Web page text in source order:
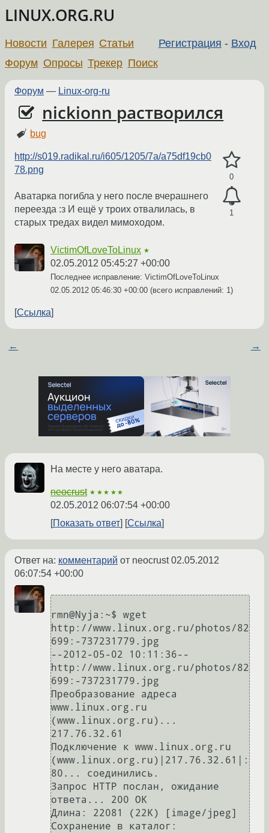
LINUX.ORG.RU
Регистрация - Вход
Новости Галерея Статьи
Форум Опросы Трекер Поиск
Форум — Linux-org-ru
nickionn растворился
bug
0
1
http://s019.radikal.ru/i605/1205/7a/a75df19cb0
78.png
Аватарка погибла у него после вчерашнего
переезда :з И ещё у троих отвалилась, в
старых тредах видел мимоходом.
VictimOfLoveToLinux ★
02.05.2012 05:45:27 +00:00
Последнее исправление: VictimOfLoveToLinux
02.05.2012 05:46:30 +00:00 (всего исправлений: 1)
Ссылка
← →
На месте у него аватара.
neocrust ★★★★★
02.05.2012 06:07:54 +00:00
Показать ответ
Ссылка
Ответ на: комментарий от neocrust02.05.2012
06:07:54 +00:00
rmn@Nyja:~$ wget
http://www.linux.org.ru/photos/82
699:-737231779.jpg
--2012-05-02 10:11:36--
http://www.linux.org.ru/photos/82
699:-737231779.jpg
Преобразование адреса
www.linux.org.ru
(www.linux.org.ru)...
217.76.32.61
Подключение к www.linux.org.ru
(www.linux.org.ru)|217.76.32.61|:
80... соединились.
Запрос HTTP послан, ожидание
ответа... 200 OK
Длина: 22081 (22K) [image/jpeg]
Сохранение в каталог: